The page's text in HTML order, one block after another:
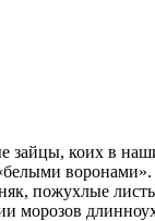
зайцы, коих в
пожухлые
морозов